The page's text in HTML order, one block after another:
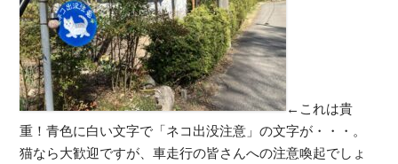
←これは貴
重！青色に白い文字で「ネコ出没注意」の文字が・・・。
猫なら大歓迎ですが、車走行の皆さんへの注意喚起でしょ